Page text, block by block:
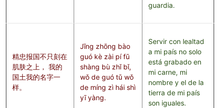
guardia.
精忠报国不只刻在
肌肤之上， 我的
国土我的名字一
样。
Jīng zhōng bào
guó kè zài pí fū
shàng bù zhǐ bǐ,
wǒ de guó tǔ wǒ
de míng zì hái shì
yī yàng.
Servir con lealtad
a mi país no solo
está grabado en
mi carne, mi
nombre y el de la
tierra de mi país
son iguales.